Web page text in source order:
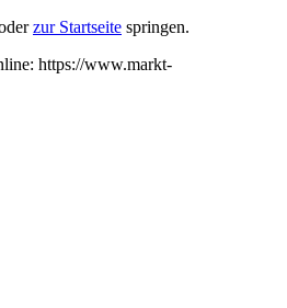
zur Startseite springen.
https://www.markt-